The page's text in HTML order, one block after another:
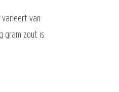
van
gram zout is